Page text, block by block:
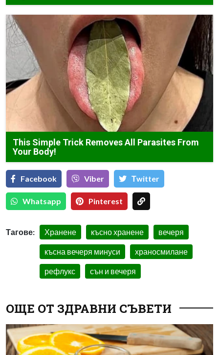
This Simple Trick Removes All Parasites From
Your Body!
Facebook Viber Тwitter
Whatsapp Pinterest
Тагове: Хранене късно хранене вечеря
късна вечеря минуси храносмилане
рефлукс сън и вечеря
ОЩЕ ОТ ЗДРАВНИ СЪВЕТИ